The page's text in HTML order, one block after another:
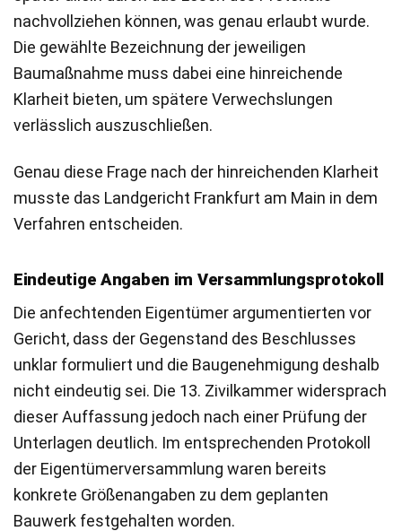
nachvollziehen können, was genau erlaubt wurde.
Die gewählte Bezeichnung der jeweiligen
Baumaßnahme muss dabei eine hinreichende
Klarheit bieten, um spätere Verwechslungen
verlässlich auszuschließen.
Genau diese Frage nach der hinreichenden Klarheit
musste das Landgericht Frankfurt am Main in dem
Verfahren entscheiden.
Eindeutige Angaben im Versammlungsprotokoll
Die anfechtenden Eigentümer argumentierten vor
Gericht, dass der Gegenstand des Beschlusses
unklar formuliert und die Baugenehmigung deshalb
nicht eindeutig sei. Die 13. Zivilkammer widersprach
dieser Auffassung jedoch nach einer Prüfung der
Unterlagen deutlich. Im entsprechenden Protokoll
der Eigentümerversammlung waren bereits
konkrete Größenangaben zu dem geplanten
Bauwerk festgehalten worden.